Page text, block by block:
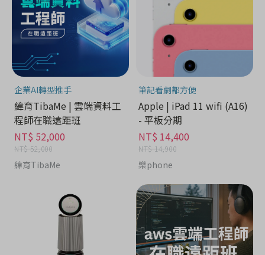
企業AI轉型推手
緯育TibaMe | 雲端資料工
程師在職遠距班
NT$ 52,000
NT$ 52,000
緯育TibaMe
筆記看劇都方便
Apple | iPad 11 wifi (A16)
- 平板分期
NT$ 14,400
NT$ 14,900
樂phone